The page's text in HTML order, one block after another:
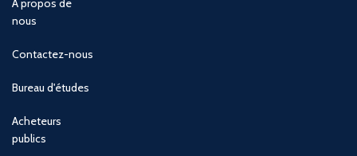
A propos de
nous
Contactez-nous
Bureau d'études
Acheteurs
publics